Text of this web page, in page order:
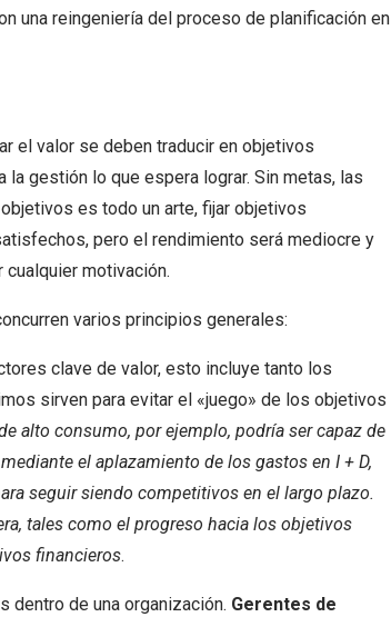
una reingeniería del proceso de planificación en
el valor se deben traducir en objetivos
gestión lo que espera lograr. Sin metas, las
es todo un arte, fijar objetivos
pero el rendimiento será mediocre y
motivación.
varios principios generales:
clave de valor, esto incluye tanto los
sirven para evitar el «juego» de los objetivos
alto consumo, por ejemplo, podría ser capaz de
el aplazamiento de los gastos en I + D,
seguir siendo competitivos en el largo plazo.
tales como el progreso hacia los objetivos
financieros.
de una organización. Gerentes de